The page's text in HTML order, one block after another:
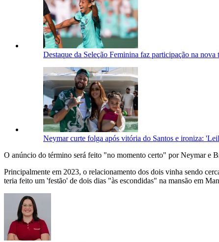
Destaque da Seleção Feminina faz participação na nova
Neymar curte folga após vitória do Santos e ironiza:
O anúncio do término será feito "no momento certo" por Neymar e
Principalmente em 2023, o relacionamento dos dois vinha sendo
teria feito um 'festão' de dois dias "às escondidas" na mansão em